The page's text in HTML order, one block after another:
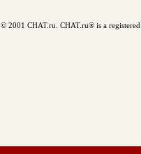
© 2001 CHAT.ru. CHAT.ru® is a